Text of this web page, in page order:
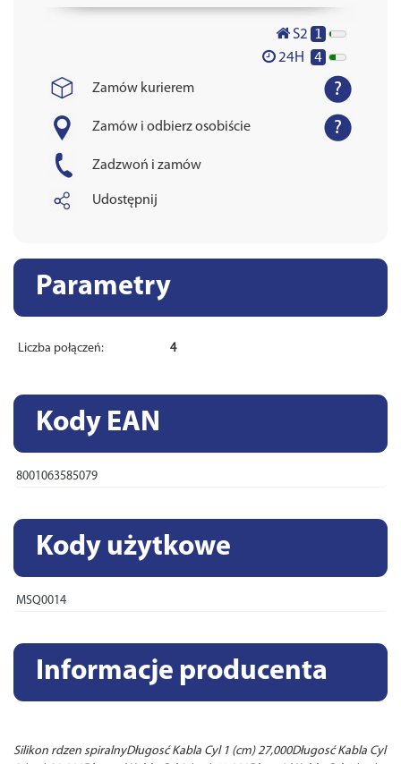
S2 1
24H 4
Zamów kurierem
Zamów i odbierz osobiście
Zadzwoń i zamów
Udostępnij
Parametry
Liczba połączeń: 4
Kody EAN
8001063585079
Kody użytkowe
MSQ0014
Informacje producenta
Silikon rdzen spiralnyDługosć Kabla Cyl 1 (cm) 27,000Długosć Kabla Cyl